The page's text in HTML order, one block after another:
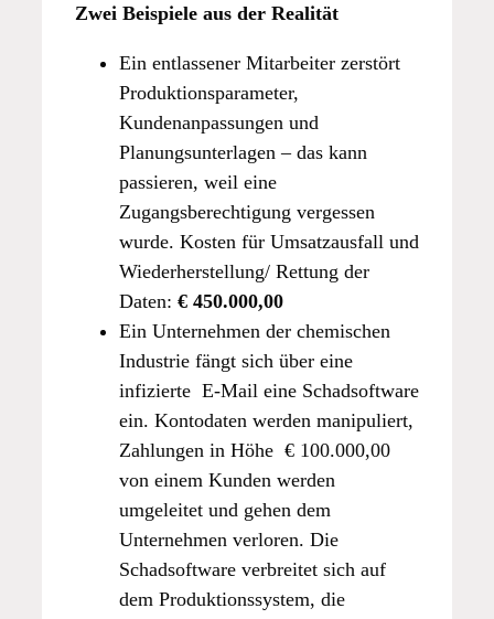
Zwei Beispiele aus der Realität
Ein entlassener Mitarbeiter zerstört
Produktionsparameter,
Kundenanpassungen und
Planungsunterlagen – das kann
passieren, weil eine
Zugangsberechtigung vergessen
wurde. Kosten für Umsatzausfall und
Wiederherstellung/ Rettung der
Daten: € 450.000,00
Ein Unternehmen der chemischen
Industrie fängt sich über eine
infizierte E-Mail eine Schadsoftware
ein. Kontodaten werden manipuliert,
Zahlungen in Höhe € 100.000,00
von einem Kunden werden
umgeleitet und gehen dem
Unternehmen verloren. Die
Schadsoftware verbreitet sich auf
dem Produktionssystem, die